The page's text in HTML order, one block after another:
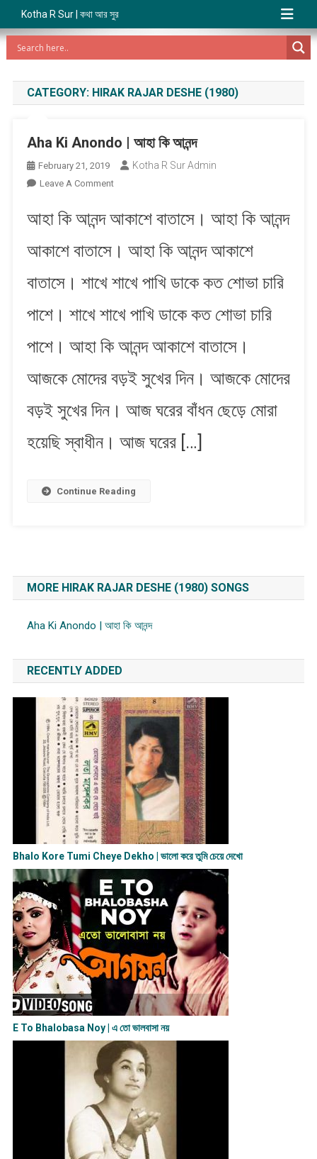
Kotha R Sur | কথা আর সুর
CATEGORY: HIRAK RAJAR DESHE (1980)
Aha Ki Anondo | আহা কি আনন্দ
February 21, 2019 Kotha R Sur Admin
Leave A CommentOn
Ki
কি
আহা কি আনন্দ আকাশে বাতাসে। আহা কি আনন্দ
আকাশে বাতাসে। আহা কি আনন্দ আকাশে
বাতাসে। শাখে শাখে পাখি ডাকে কত শোভা চারি
পাশে। শাখে শাখে পাখি ডাকে কত শোভা চারি
পাশে। আহা কি আনন্দ আকাশে বাতাসে।
আজকে মোদের বড়ই সুখের দিন। আজকে মোদের
বড়ই সুখের দিন। আজ ঘরের বাঁধন ছেড়ে মোরা
হয়েছি স্বাধীন। আজ ঘরের […]
Continue Reading
MORE HIRAK RAJAR DESHE (1980) SONGS
Aha Ki Anondo | আহা কি আনন্দ
RECENTLY ADDED
Bhalo Kore Tumi Cheye Dekho | ভালো করে তুমি চেয়ে দেখো
E To Bhalobasa Noy | এ তো ভালবাসা ন​য়